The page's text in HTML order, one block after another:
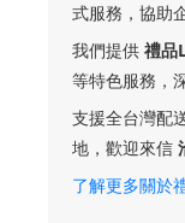
式服務，協助
我們提供 禮品
等特色服務，
支援全台灣配
地，歡迎來信
了解更多關於